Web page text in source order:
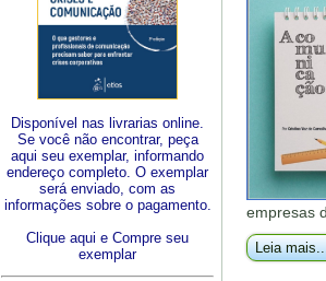
Disponível nas livrarias online.
Se você não encontrar, peça
aqui seu exemplar, informando
endereço completo. O exemplar
será enviado, com as
informações sobre o pagamento.
Clique aqui e Compre seu
exemplar
empresas
Leia